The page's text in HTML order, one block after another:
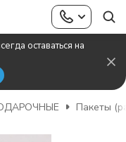
оставаться на
Пакеты